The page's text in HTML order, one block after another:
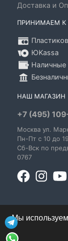
Доставка и
ПРИНИМАЕМ К
ЮKassa
Наличные
НАШ МАГАЗИН
+7 (495)
Москва ул.
Пн-Пт c 10 до
Сб-Вск по
0767
© 1995-2026
Мы